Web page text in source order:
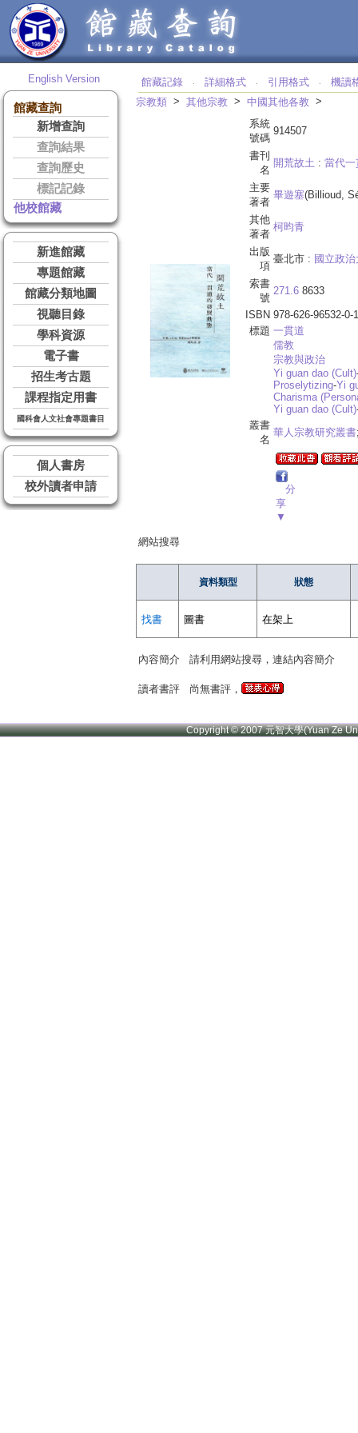
English Version
館藏查詢
新增查詢
查詢結果
查詢歷史
標記記錄
他校館藏
新進館藏
專題館藏
館藏分類地圖
視聽目錄
學科資源
電子書
招生考古題
課程指定用書
國科會人文社會專題書目
個人書房
校外讀者申請
館藏記錄 ‧ 詳細格式 ‧ 引用格式 ‧
機讀
宗教類 > 其他宗教 > 中國其他各教 >
系統
號碼
914507
書刊
名
開荒故土 : 當代一
主要
著者
畢遊塞(Billioud,
其他
著者
柯昀青
出版
項
臺北市 : 國立政
索書
號
271.6 8633
ISBN 978-626-96532-0-1
標題 一貫道
儒教
宗教與政治
Yi guan dao (Cult)
Proselytizing-Yi
Charisma
Yi guan dao (Cult)
叢書
名
華人宗教研究叢書
分
享
▼
網站搜尋
資料類型 狀態
找書 圖書 在架上
內容簡介 請利用網站搜尋，連結內容簡介
讀者書評 尚無書評，
Copyright © 2007 元智大學(Yuan Ze